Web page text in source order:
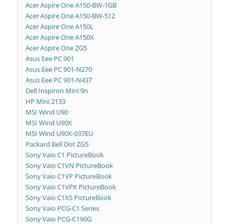
Acer Aspire One A150-BW-1GB
Acer Aspire One A150-BW-512
Acer Aspire One A150L
Acer Aspire One A150X
Acer Aspire One ZG5
Asus Eee PC 901
Asus Eee PC 901-N270
Asus Eee PC 901-N437
Dell Inspiron Mini 9n
HP Mini 2133
MSI Wind U90
MSI Wind U90X
MSI Wind U90X-037EU
Packard Bell Dot ZG5
Sony Vaio C1 PictureBook
Sony Vaio C1VN PictureBook
Sony Vaio C1VP PictureBook
Sony Vaio C1VPK PictureBook
Sony Vaio C1XS PictureBook
Sony Vaio PCG-C1 Series
Sony Vaio PCG-C190G